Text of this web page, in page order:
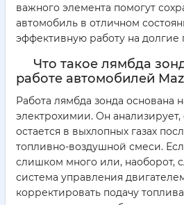
важного элемента помогут
автомобиль в отличном
эффективную работу на долгие
Что такое лямбда
работе автомобилей
Работа лямбда зонда основана
электрохимии. Он анализирует,
остается в выхлопных газах
топливно-воздушной смеси.
слишком много или, наоборот,
система управления
корректировать подачу